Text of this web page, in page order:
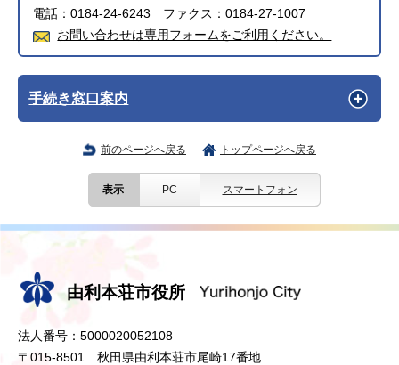
電話：0184-24-6243 ファクス：0184-27-1007
お問い合わせは専用フォームをご利用ください。
手続き窓口案内
前のページへ戻る トップページへ戻る
表示 PC スマートフォン
由利本荘市役所
法人番号：5000020052108
〒015-8501 秋田県由利本荘市尾崎17番地